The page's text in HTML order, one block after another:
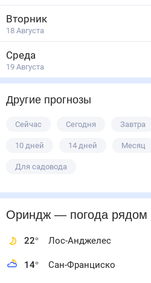
Вторник
18 Августа
Среда
19 Августа
Другие прогнозы
Сейчас Сегодня Завтра
10 дней 14 дней Месяц
Для садовода
Ориндж — погода рядом
22° Лос-Анджелес
14° Сан-Франциско